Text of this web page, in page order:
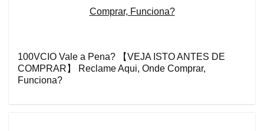
100VCIO Vale a Pena? 【VEJA ISTO ANTES DE
COMPRAR】 Reclame Aqui, Onde Comprar,
Funciona?